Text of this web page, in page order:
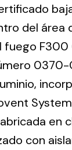
del área
fuego F300
0370-
System
en
con